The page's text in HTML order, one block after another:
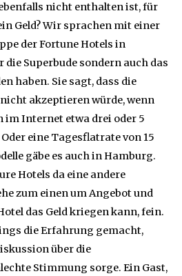
nicht enthalten ist, für
Geld? Wir sprachen mit einer
der Fortune Hotels in
Superbude sondern auch das
haben. Sie sagt, dass die
akzeptieren würde, wenn
im Internet etwa drei oder 5
eine Tagesflatrate von 15
gäbe es auch in Hamburg.
Hotels da eine andere
zum einen um Angebot und
das Geld kriegen kann, fein.
die Erfahrung gemacht,
über die
Stimmung sorge. Ein Gast,